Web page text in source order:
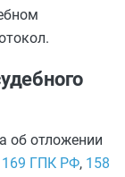
об отложении
169 ГПК РФ, 158